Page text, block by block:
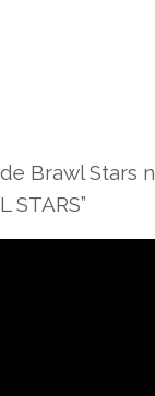
Brawl Stars
STARS”